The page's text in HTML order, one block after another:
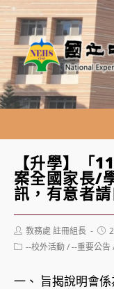
跳
轉
至
主
要
內
【升學】「
案全國家長/
訊，有意者
Post
author:
教務處 註冊組長
Post
Post--校外活動/--重要公告
一、 旨揭說明會